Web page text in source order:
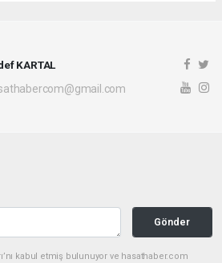
KARTAL
Gönder
kabul etmiş bulunuyor ve hasathaber.com